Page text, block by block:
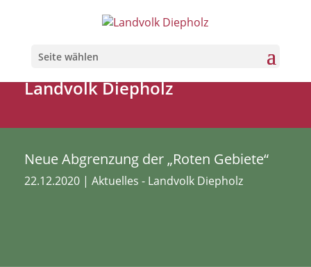
Seite wählen
Landvolk Diepholz
Neue Abgrenzung der „Roten Gebiete“
22.12.2020 | Aktuelles - Landvolk Diepholz